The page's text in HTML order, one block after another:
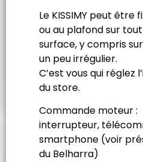
Le KISSIMY peut être
ou au plafond sur
surface, y compris
un peu irrégulier.
C’est vous qui réglez
du store.
Commande moteur :
interrupteur,
smartphone (voir
du Belharra)